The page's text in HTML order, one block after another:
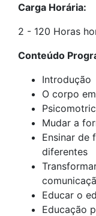
Carga Horária:
2 - 120 Horas
Conteúdo
Introdução
O corpo
Mudar a
Ensinar de
diferentes
Educar o
Educação